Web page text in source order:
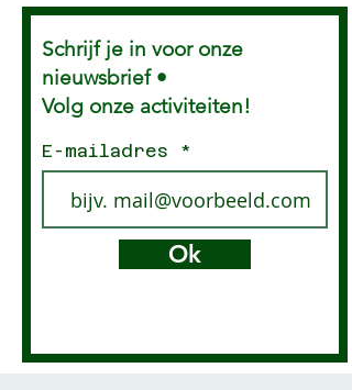
Schrijf je in voor onze
nieuwsbrief •
Volg onze activiteiten!
E-mailadres
Ok